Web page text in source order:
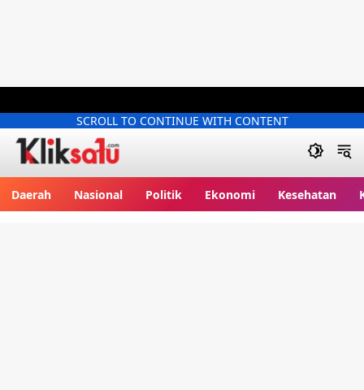
SCROLL TO CONTINUE WITH CONTENT
Daerah Nasional Politik Ekonomi Kesehatan